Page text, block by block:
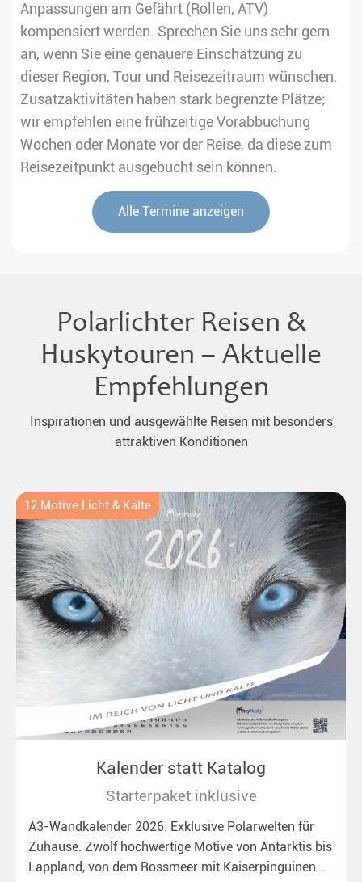
Anpassungen am Gefährt (Rollen, ATV)
kompensiert werden. Sprechen Sie uns sehr gern
an, wenn Sie eine genauere Einschätzung zu
dieser Region, Tour und Reisezeitraum wünschen.
Zusatzaktivitäten haben stark begrenzte Plätze;
wir empfehlen eine frühzeitige Vorabbuchung
Wochen oder Monate vor der Reise, da diese zum
Reisezeitpunkt ausgebucht sein können.
Alle Termine anzeigen
Polarlichter Reisen &
Huskytouren – Aktuelle
Empfehlungen
Inspirationen und ausgewählte Reisen mit besonders
attraktiven Konditionen
12 Motive Licht & Kälte
Kalender statt Katalog
Starterpaket inklusive
A3-Wandkalender 2026: Exklusive Polarwelten für
Zuhause. Zwölf hochwertige Motive von Antarktis bis
Lappland, von dem Rossmeer mit Kaiserpinguinen